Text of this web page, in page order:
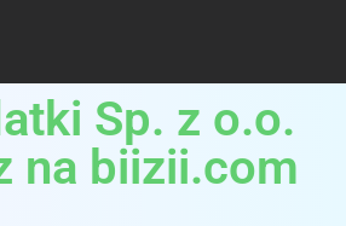
Sp. z o.o.
na biizii.com